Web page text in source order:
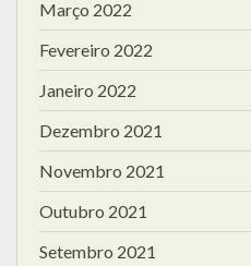
Março 2022
Fevereiro 2022
Janeiro 2022
Dezembro 2021
Novembro 2021
Outubro 2021
Setembro 2021